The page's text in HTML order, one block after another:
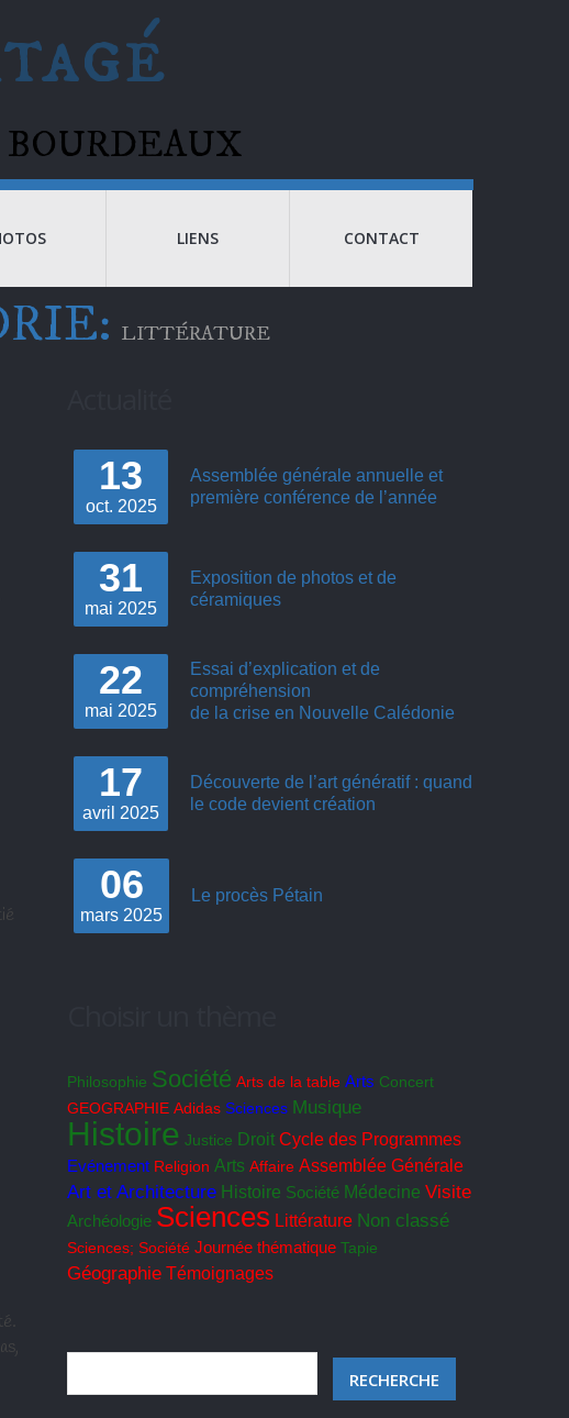
LIENS CONTACT
LITTÉRATURE
13
oct. 2025
Assemblée générale annuelle et
première conférence de l’année
31
mai 2025
Exposition de photos et de
céramiques
22
mai 2025
Essai d’explication et de
compréhension
de la crise en Nouvelle Calédonie
17
avril 2025
Découverte de l’art génératif : quand
le code devient création
06
mars 2025
Le procès Pétain
Philosophie Société Arts de la table Arts Concert
GEOGRAPHIE Adidas Sciences Musique
Histoire Justice Droit Cycle des Programmes
Evénement Religion Arts Affaire Assemblée Générale
Art et Architecture Histoire Société Médecine Visite
Archéologie Sciences Littérature Non classé
Sciences; Société Journée thématique Tapie
Géographie Témoignages